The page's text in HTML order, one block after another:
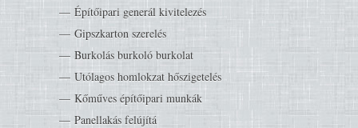
Építőipari generál kivitelezés
Gipszkarton szerelés
Burkolás burkoló burkolat
Utólagos homlokzat hőszigetelés
Kőműves építőipari munkák
Panellakás felújítá